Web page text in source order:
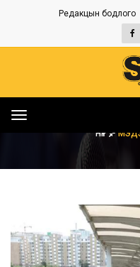
Редакцын бодлого
Toggle
НҮҮР